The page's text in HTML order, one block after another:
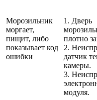
Морозильник
моргает,
пищит, либо
показывает код
ошибки
1. Дверь
плотно
2.
датчик
камеры.
3.
модуля.